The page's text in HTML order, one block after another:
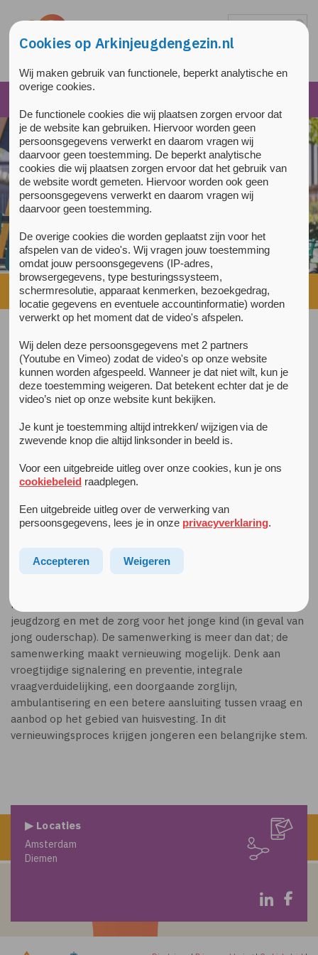
Home»Over ons» Samenwerkingen»De Combinatie
De Combinatie
De Combinatie gaat over de samenwerking tussen diverse
partijen die een vernieuwende werkwijze willen
ontwikkelen voor Zwerfjongeren.
Acht samenwerkende aanbieders pakken de opvang van
Arkin, Combiwel,Don Bosco Amsterdam,HVO-Querido,
Levvel (voorheen Spirit),ROCvA
samen vanaf het veldwerk tot de uitstroom en we doen dat
op alle niveaus, van werkvloer tot directie. We maken
De kracht van de samenwerking zit in de verbinding van 24-
met de specialistische GGZ, met het veldwerk, met de
jeugdzorg en met de zorg voor het jonge kind (in geval van
jong ouderschap). De samenwerking is meer dan dat; de
samenwerking maakt vernieuwing mogelijk. Denk aan
vroegtijdige signalering en preventie, integrale
vraagverduidelijking, een doorgaande zorglijn,
ambulantisering en een betere aansluiting tussen vraag en
aanbod op het gebied van huisvesting. In dit
vernieuwingsproces krijgen jongeren een belangrijke stem.
▶ Locaties
Amsterdam
Diemen
Cookies op Arkinjeugdengezin.nl
Wij maken gebruik van functionele, beperkt analytische en
overige cookies.
De functionele cookies die wij plaatsen zorgen ervoor dat
je de website kan gebruiken. Hiervoor worden geen
persoonsgegevens verwerkt en daarom vragen wij
daarvoor geen toestemming. De beperkt analytische
cookies die wij plaatsen zorgen ervoor dat het gebruik van
de website wordt gemeten. Hiervoor worden ook geen
persoonsgegevens verwerkt en daarom vragen wij
daarvoor geen toestemming.
De overige cookies die worden geplaatst zijn voor het
afspelen van de video's. Wij vragen jouw toestemming
omdat jouw persoonsgegevens (IP-adres,
browsergegevens, type besturingssysteem,
schermresolutie, apparaat kenmerken, bezoekgedrag,
locatie gegevens en eventuele accountinformatie) worden
verwerkt op het moment dat de video's afspelen.
Wij delen deze persoonsgegevens met 2 partners
(Youtube en Vimeo) zodat de video's op onze website
kunnen worden afgespeeld. Wanneer je dat niet wilt, kun je
deze toestemming weigeren. Dat betekent echter dat je de
video’s niet op onze website kunt bekijken.
Je kunt je toestemming altijd intrekken/ wijzigen via de
zwevende knop die altijd linksonder in beeld is.
Voor een uitgebreide uitleg over onze cookies, kun je ons
cookiebeleid raadplegen.
Een uitgebreide uitleg over de verwerking van
persoonsgegevens, lees je in onze privacyverklaring.
Accepteren Weigeren